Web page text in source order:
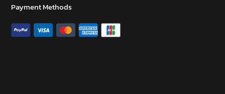
Payment Methods